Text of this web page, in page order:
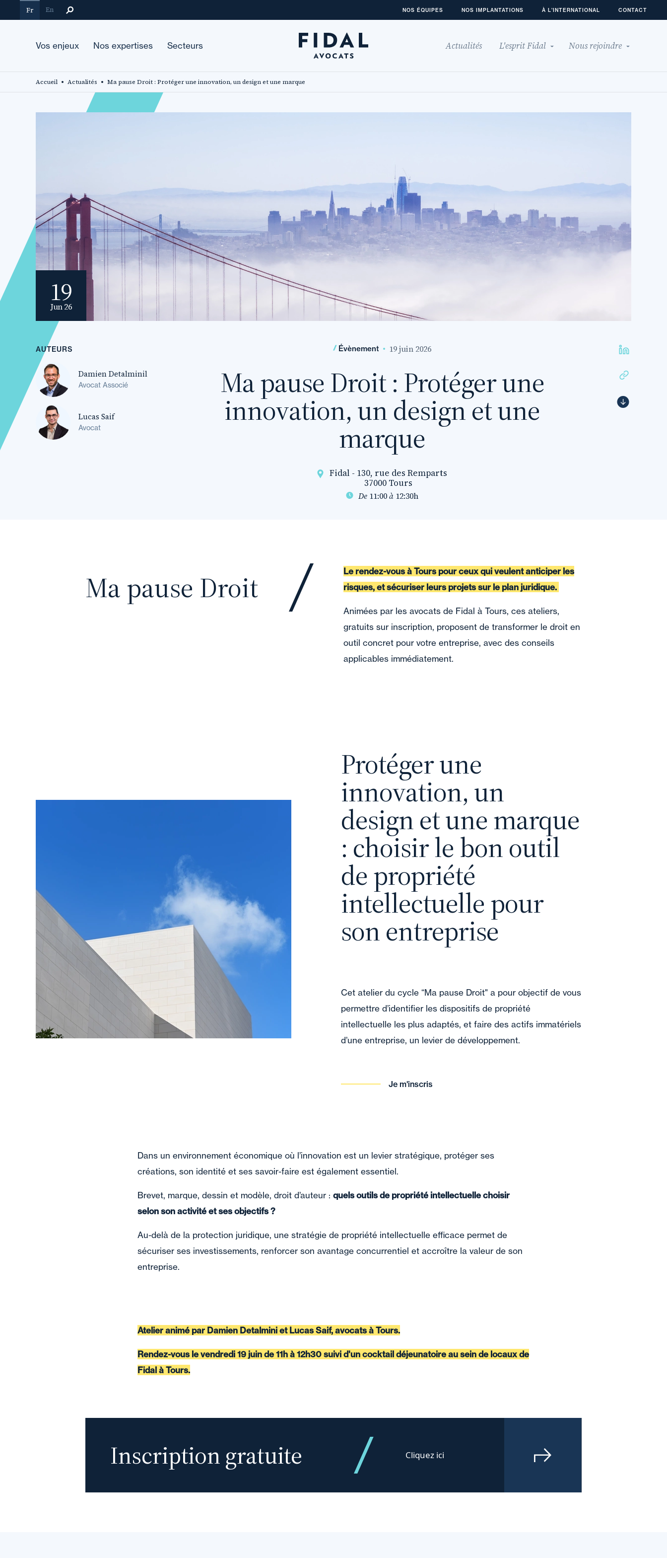
au
Fr En NOS ÉQUIPES NOS IMPLANTATIONS À L'INTERNATIONAL CONTACT
Vos enjeux Nos expertises Secteurs Actualités L'esprit Fidal Nous rejoindre
Accueil Actualités Ma pause Droit : Protéger une innovation, un design et une marque
19
Jun 26
AUTEURS
Damien Detalminil
Avocat Associé
Lucas Saif
Avocat
Évènement 19 juin 2026
Ma pause Droit : Protéger une
innovation, un design et une
marque
Fidal - 130, rue des Remparts
37000 Tours
De 11:00à 12:30h
Ma pause Droit
Le rendez-vous à Tours pour ceux qui veulent anticiper les
risques, et sécuriser leurs projets sur le plan juridique.
Animées par les avocats de Fidal à Tours, ces ateliers,
gratuits sur inscription, proposent de transformer le droit en
outil concret pour votre entreprise, avec des conseils
applicables immédiatement.
Protéger une
innovation, un
design et une marque
: choisir le bon outil
de propriété
intellectuelle pour
son entreprise
Cet atelier du cycle “Ma pause Droit" a pour objectif de vous
permettre d’identifier les dispositifs de propriété
intellectuelle les plus adaptés, et faire des actifs immatériels
d’une entreprise, un levier de développement.
Je m'inscris
Dans un environnement économique où l’innovation est un levier stratégique, protéger ses
créations, son identité et ses savoir-faire est également essentiel.
Brevet, marque, dessin et modèle, droit d’auteur : quels outils de propriété intellectuelle choisir
selon son activité et ses objectifs ?
Au-delà de la protection juridique, une stratégie de propriété intellectuelle efficace permet de
sécuriser ses investissements, renforcer son avantage concurrentiel et accroître la valeur de son
entreprise.
Atelier animé par Damien Detalmini et Lucas Saif, avocats à Tours.
Rendez-vous le vendredi 19 juin de 11h à 12h30 suivi d'un cocktail déjeunatoire au sein de locaux de
Fidal à Tours.
Inscription gratuite Cliquez ici